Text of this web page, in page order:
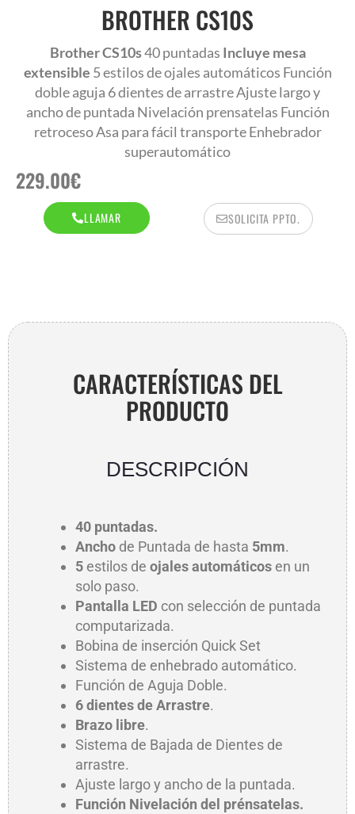
BROTHER CS10S
Brother CS10s40 puntadas Incluye mesa
extensible 5 estilos de ojales automáticos Función
doble aguja 6 dientes de arrastre Ajuste largo y
ancho de puntada Nivelación prensatelas Función
retroceso Asa para fácil transporte Enhebrador
superautomático
229.00€
LLAMAR SOLICITA PPTO.
CARACTERÍSTICAS DEL
PRODUCTO
DESCRIPCIÓN
40 puntadas.
Ancho de Puntada de hasta 5mm.
5 estilos de ojales automáticos en un
solo paso.
Pantalla LED con selección de puntada
computarizada.
Bobina de inserción Quick Set
Sistema de enhebrado automático.
Función de Aguja Doble.
6 dientes de Arrastre.
Brazo libre.
Sistema de Bajada de Dientes de
arrastre.
Ajuste largo y ancho de la puntada.
Función Nivelación del prénsatelas.